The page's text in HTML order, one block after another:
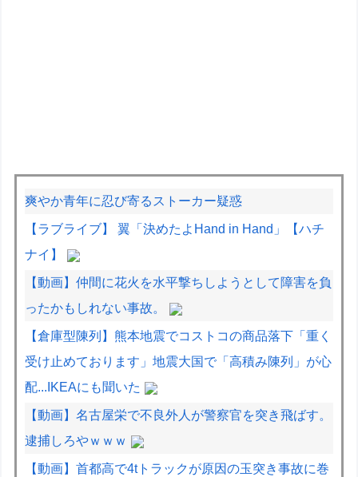
爽やか青年に忍び寄るストーカー疑惑
【ラブライブ】 翼「決めたよHand in Hand」【ハチ
ナイ】
【動画】仲間に花火を水平撃ちしようとして障害を負
ったかもしれない事故。
【倉庫型陳列】熊本地震でコストコの商品落下「重く
受け止めております」地震大国で「高積み陳列」が心
配...IKEAにも聞いた
【動画】名古屋栄で不良外人が警察官を突き飛ばす。
逮捕しろやｗｗｗ
【動画】首都高で4tトラックが原因の玉突き事故に巻